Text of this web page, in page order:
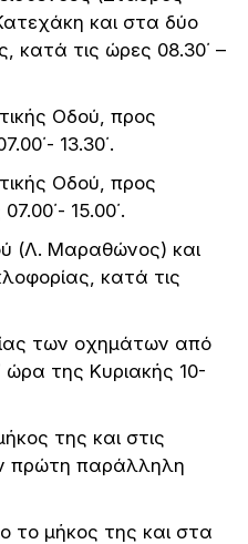
και στα δύο
κατά τις ώρες 08.30΄ –
Οδού, προς
13.30΄.
Οδού, προς
15.00΄.
(Λ. Μαραθώνος) και
κατά τις
των οχημάτων από
ώρα της Κυριακής 10-
της και στις
πρώτη παράλληλη
το μήκος της και στα